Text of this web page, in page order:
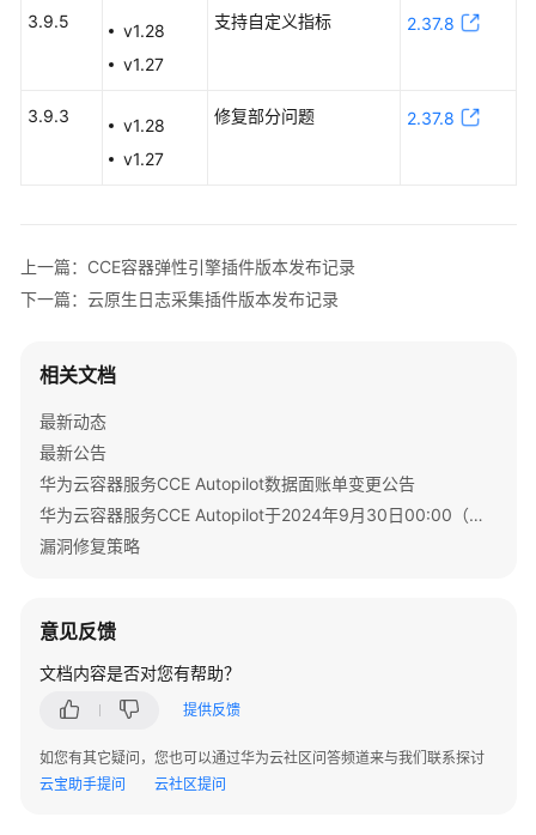
插
版
发
记
录
域
名
插
版
本
布
记
3.9.5
v1.28
v1.27
支持自定义指标 2.37.8
3.9.3
v1.28
v1.27
修复部分问题 2.37.8
上一篇：CCE容器弹性引擎插件版本发布记录
下一篇：云原生日志采集插件版本发布记录
相关文档
最新动态
最新公告
华为云容器服务CCE Autopilot数据面账单变更公告
华为云容器服务CCE Autopilot于2024年9月30日00:00（北京时间）转商
漏洞修复策略
意见反馈
文档内容是否对您有帮助？
提供反馈
如您有其它疑问，您也可以通过华为云社区问答频道来与我们联系探讨
云宝助手提问
云社区提问